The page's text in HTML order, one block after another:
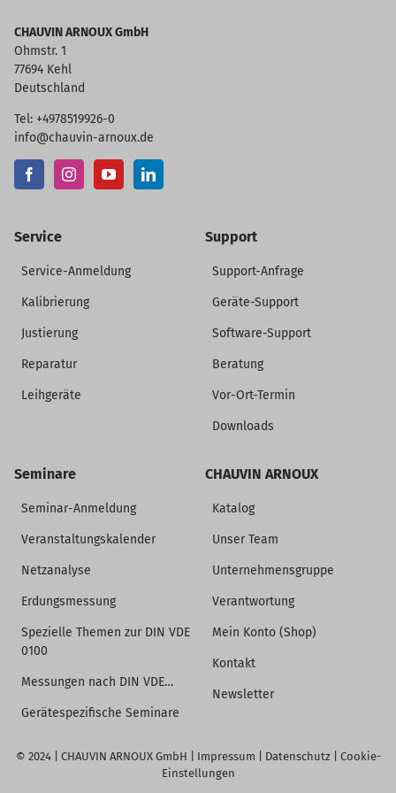
CHAUVIN ARNOUX GmbH
Ohmstr. 1
77694 Kehl
Deutschland
Tel: +4978519926-0
info@chauvin-arnoux.de
Service
Service-Anmeldung
Kalibrierung
Justierung
Reparatur
Leihgeräte
Support
Support-Anfrage
Geräte-Support
Software-Support
Beratung
Vor-Ort-Termin
Downloads
Seminare
Seminar-Anmeldung
Veranstaltungskalender
Netzanalyse
Erdungsmessung
Spezielle Themen zur DIN VDE
0100
Messungen nach DIN VDE…
Gerätespezifische Seminare
CHAUVIN ARNOUX
Katalog
Unser Team
Unternehmensgruppe
Verantwortung
Mein Konto (Shop)
Kontakt
Newsletter
© 2024 | CHAUVIN ARNOUX GmbH Impressum Datenschutz| Cookie-
Einstellungen